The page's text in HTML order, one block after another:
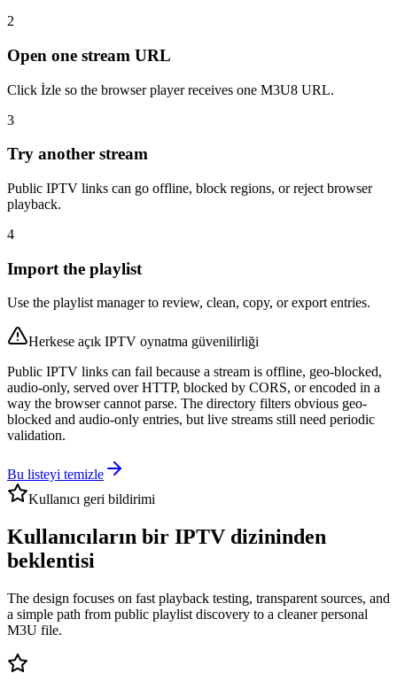
2
Open one stream URL
Click İzle so the browser player receives one M3U8 URL.
3
Try another stream
Public IPTV links can go offline, block regions, or reject browser
playback.
4
Import the playlist
Use the playlist manager to review, clean, copy, or export entries.
Herkese açık IPTV oynatma güvenilirliği
Public IPTV links can fail because a stream is offline, geo-blocked,
audio-only, served over HTTP, blocked by CORS, or encoded in a
way the browser cannot parse. The directory filters obvious geo-
blocked and audio-only entries, but live streams still need periodic
validation.
Bu listeyi temizle
Kullanıcı geri bildirimi
Kullanıcıların bir IPTV dizininden
beklentisi
The design focuses on fast playback testing, transparent sources, and
a simple path from public playlist discovery to a cleaner personal
M3U file.